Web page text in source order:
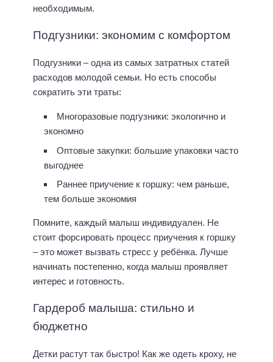
необходимым.
Подгузники: экономим с комфортом
Подгузники – одна из самых затратных статей
расходов молодой семьи. Но есть способы
сократить эти траты:
Многоразовые подгузники: экологично и
экономно
Оптовые закупки: большие упаковки часто
выгоднее
Раннее приучение к горшку: чем раньше,
тем больше экономия
Помните, каждый малыш индивидуален. Не
стоит форсировать процесс приучения к горшку
– это может вызвать стресс у ребёнка. Лучше
начинать постепенно, когда малыш проявляет
интерес и готовность.
Гардероб малыша: стильно и
бюджетно
Детки растут так быстро! Как же одеть кроху, не